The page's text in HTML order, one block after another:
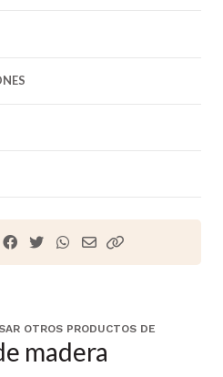
OTROS PRODUCTOS DE
madera